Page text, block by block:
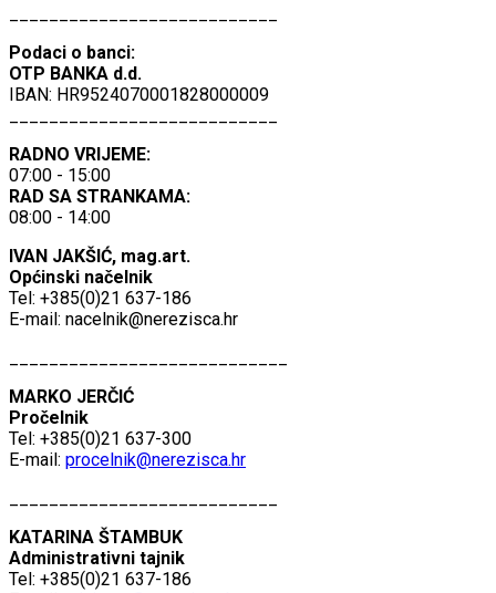
Podaci o banci:
OTP BANKA d.d.
IBAN: HR9524070001828000009
RADNO VRIJEME:
07:00 - 15:00
RAD SA STRANKAMA:
08:00 - 14:00
IVAN JAKŠIĆ, mag.art.
Općinski načelnik
Tel: +385(0)21 637-186
E-mail: nacelnik@nerezisca.hr
MARKO JERČIĆ
Pročelnik
Tel: +385(0)21 637-300
E-mail: procelnik@nerezisca.hr
KATARINA ŠTAMBUK
Administrativni tajnik
Tel: +385(0)21 637-186